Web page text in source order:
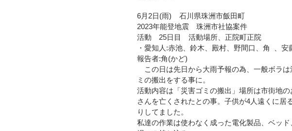
令和5年山口県美祢市豪雨水害 令和5年台風2号（沼
令和４年台風１５号（静岡市清水区） 令和4年8月
令和3年8月豪雨 令和3年7月豪雨 令和2年7月
6月2日(雨)    石川県珠洲市飯田町
2023年能登地震　珠洲市社協案件
活動　25日目　活動場所、正院町正院
・愛知人:赤池、鈴木、殿村、野間口、角  、安
報告者:角(かど)
この日は先日から大雨予報の為、一般ボラ
ミの搬出をする事に。
活動内容は「災害ゴミの搬出」場所は市街地
さんを亡くされたとの事。子供が4人遠くに居
りしてました。
私達の作業は使わなく成った電化製品、ベッ